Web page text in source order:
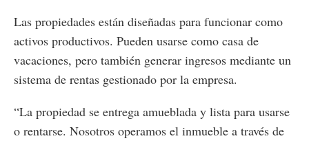
Las propiedades están diseñadas para funcionar como
activos productivos. Pueden usarse como casa de
vacaciones, pero también generar ingresos mediante un
sistema de rentas gestionado por la empresa.
“La propiedad se entrega amueblada y lista para usarse
o rentarse. Nosotros operamos el inmueble a través de